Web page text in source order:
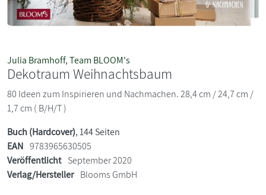
Julia Bramhoff,Team BLOOM's
Dekotraum Weihnachtsbaum
80 Ideen zum Inspirieren und Nachmachen. 28,4 cm / 24,7 cm /
1,7 cm ( B/H/T )
Buch (Hardcover), 144 Seiten
EAN 9783965630505
Veröffentlicht September 2020
Verlag/Hersteller Blooms GmbH